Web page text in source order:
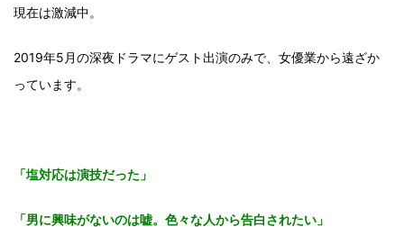
現在は激減中。
2019年5月の深夜ドラマにゲスト出演のみで、女優業から遠ざか
っています。
「塩対応は演技だった」
「男に興味がないのは嘘。色々な人から告白されたい」